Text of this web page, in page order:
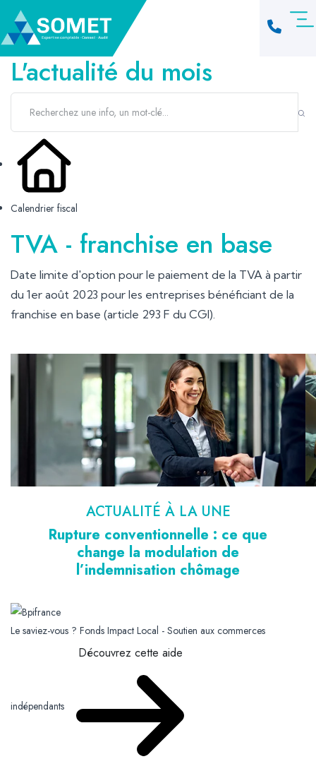
L'actualité du mois
Calendrier fiscal
TVA - franchise en base
Date limite d'option pour le paiement de la TVA à partir
du 1er août 2023 pour les entreprises bénéficiant de la
franchise en base (article 293 F du CGI).
ACTUALITÉ À LA UNE
Rupture conventionnelle : ce que
change la modulation de
l’indemnisation chômage
Le saviez-vous ? Fonds Impact Local - Soutien aux commerces
indépendants
Découvrez cette aide